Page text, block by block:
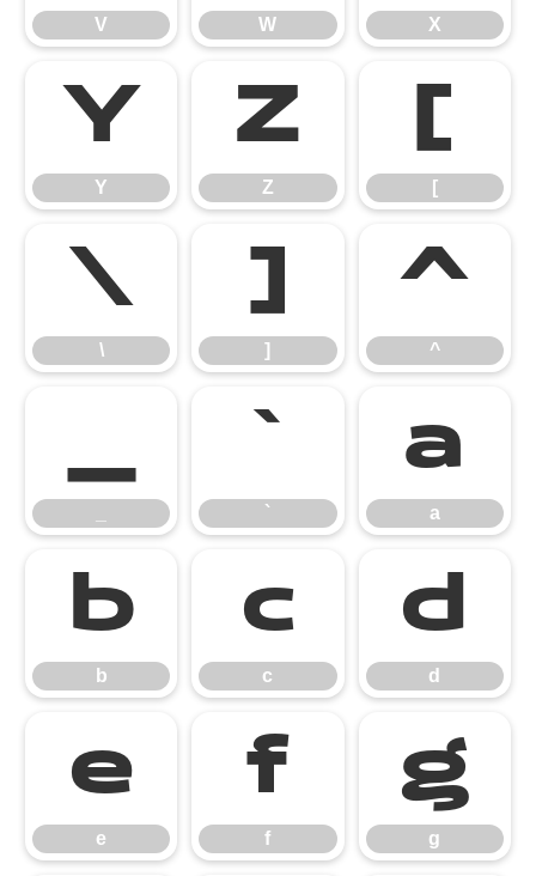
V W X
Y
Y
Z
Z
[
[
\
\
]
]
^
^
_ `
`
a
a
b
b
c
c
d
d
e
e
f
f
g
g